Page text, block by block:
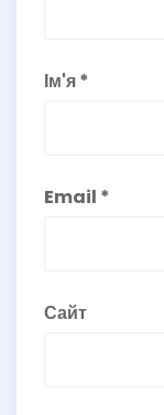
Ім'я*
Email *
Сайт